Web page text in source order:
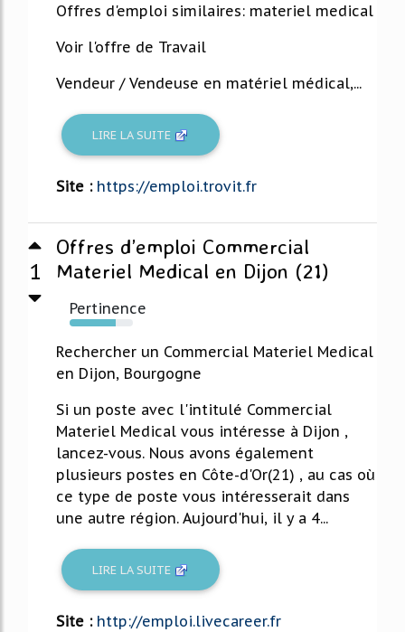
Offres d'emploi similaires: materiel medical
Voir l'offre de Travail
Vendeur / Vendeuse en matériel médical,...
LIRE LA SUITE
Site : https://emploi.trovit.fr
1
Offres d’emploi Commercial
Materiel Medical en Dijon (21)
Pertinence
73%
Rechercher un Commercial Materiel Medical
en Dijon, Bourgogne
Si un poste avec l'intitulé Commercial
Materiel Medical vous intéresse à Dijon ,
lancez-vous. Nous avons également
plusieurs postes en Côte-d'Or(21) , au cas où
ce type de poste vous intéresserait dans
une autre région. Aujourd'hui, il y a 4...
LIRE LA SUITE
Site : http://emploi.livecareer.fr